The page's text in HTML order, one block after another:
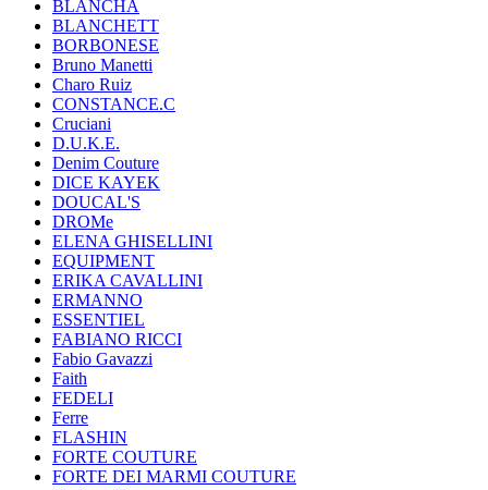
BLANCHA
BLANCHETT
BORBONESE
Bruno Manetti
Charo Ruiz
CONSTANCE.C
Cruciani
D.U.K.E.
Denim Couture
DICE KAYEK
DOUCAL'S
DROMe
ELENA GHISELLINI
EQUIPMENT
ERIKA CAVALLINI
ERMANNO
ESSENTIEL
FABIANO RICCI
Fabio Gavazzi
Faith
FEDELI
Ferre
FLASHIN
FORTE COUTURE
FORTE DEI MARMI COUTURE